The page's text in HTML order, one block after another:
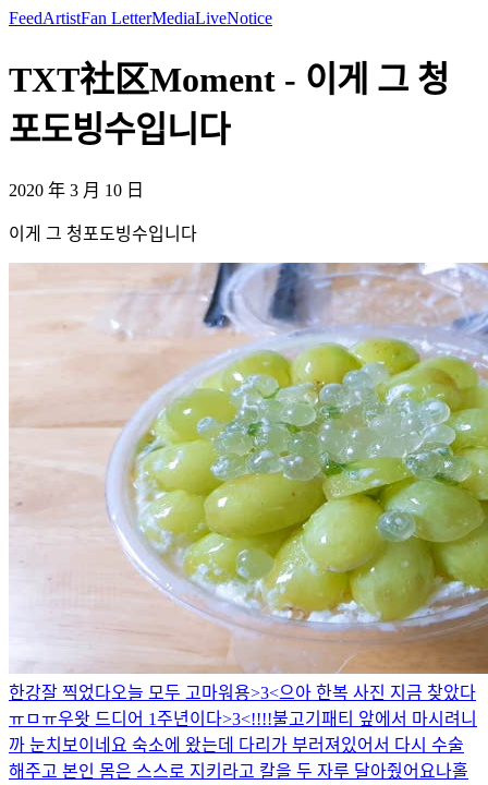
FeedArtistFan LetterMediaLiveNotice
TXT社区Moment - 이게 그 청
포도빙수입니다
2020 年 3 月 10 日
이게 그 청포도빙수입니다
한강잘 찍었다오늘 모두 고마워용>3<으아 한복 사진 지금 찾았다
ㅠㅁㅠ우왓 드디어 1주년이다>3<!!!!불고기패티 앞에서 마시려니
까 눈치보이네요 숙소에 왔는데 다리가 부러져있어서 다시 수술
해주고 본인 몸은 스스로 지키라고 칼을 두 자루 달아줬어요나홀